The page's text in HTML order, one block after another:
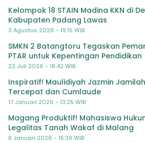
Kelompok 18 STAIN Madina KKN di
Kabupaten Padang Lawas
3 Agustus 2026 - 19:15 WIB
SMKN 2 Batangtoru Tegaskan
PTAR untuk Kepentingan Pendidikan
22 Juli 2026 - 18:42 WIB
Inspiratif! Maulidiyah Jazmin Jamilah
Tercepat dan Cumlaude
17 Januari 2026 - 13:25 WIB
Magang Produktif! Mahasiswa
Legalitas Tanah Wakaf di Malang
8 Januari 2026 - 15:39 WIB